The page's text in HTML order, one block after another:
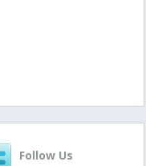
Follow Us